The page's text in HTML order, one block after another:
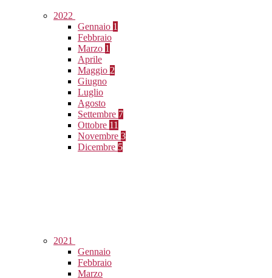
2022
Gennaio 1
Febbraio
Marzo 1
Aprile
Maggio 2
Giugno
Luglio
Agosto
Settembre 7
Ottobre 11
Novembre 3
Dicembre 5
2021
Gennaio
Febbraio
Marzo